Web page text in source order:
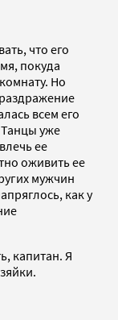
что его
покуда
Но
всем его
уже
ее
оживить ее
мужчин
как у
капитан. Я